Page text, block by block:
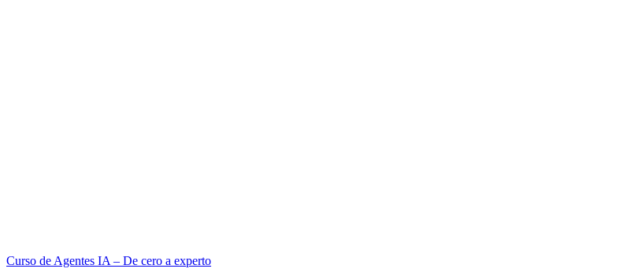
Curso de Agentes IA – De cero a experto